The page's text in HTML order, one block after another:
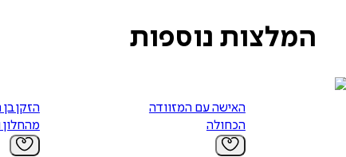
המלצות נוספות
האישה עם המזוודה
הכחולה
הזקן
מהחלון